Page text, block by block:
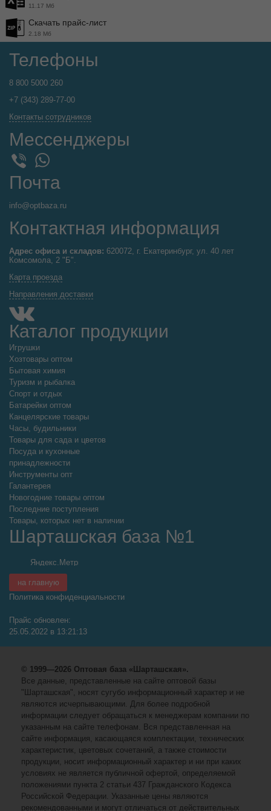
11.17 Мб
Скачать прайс-лист
2.18 Мб
Телефоны
8 800 5000 260
+7 (343) 289-77-00
Контакты сотрудников
Мессенджеры
WhatsApp
Почта
info@optbaza.ru
Контактная информация
Адрес офиса и складов: 620072, г. Екатеринбург, ул. 40 лет
Комсомола, 2 "Б".
Карта проезда
Направления доставки
Каталог продукции
Игрушки
Хозтовары оптом
Бытовая химия
Туризм и рыбалка
Спорт и отдых
Батарейки оптом
Канцелярские товары
Часы, будильники
Товары для сада и цветов
Посуда и кухонные
принадлежности
Инструменты опт
Галантерея
Новогодние товары оптом
Последние поступления
Товары, которых нет в наличии
Шарташская база №1
на главную
Политика конфиденциальности
Прайс обновлен:
25.05.2022 в 13:21:13
© 1999—2026 Оптовая база «Шарташская».
Все данные, представленные на сайте оптовой базы
"Шарташская", носят сугубо информационный характер и не
являются исчерпывающими. Для более подробной
информации следует обращаться к менеджерам компании по
указанным на сайте телефонам. Вся представленная на
сайте информация, касающаяся комплектации, технических
характеристик, цветовых сочетаний, а также стоимости
продукции, носит информационный характер и ни при каких
условиях не является публичной офертой, определяемой
положениями пункта 2 статьи 437 Гражданского Кодекса
Российской Федерации. Указанные цены являются
рекомендованными и могут отличаться от действительных